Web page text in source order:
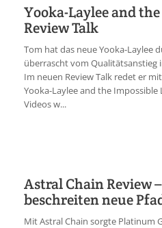
Yooka-Laylee and
Review Talk
Tom hat das neue Yooka-Laylee
überrascht vom Qualitätsanstieg
Im neuen Review Talk redet er
Yooka-Laylee and the
Videos w...
Astral Chain Review
beschreiten neue
Mit Astral Chain sorgte Platinum